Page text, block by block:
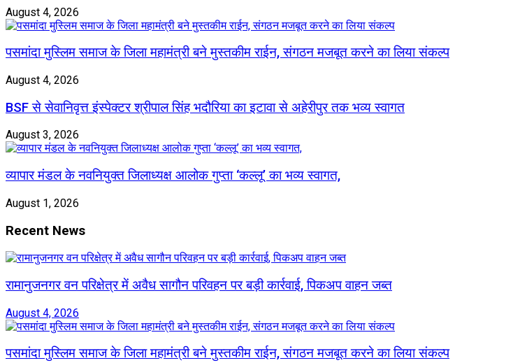
August 4, 2026
पसमांदा मुस्लिम समाज के जिला महामंत्री बने मुस्तकीम राईन, संगठन मजबूत करने का लिया संकल्प
August 4, 2026
BSF से सेवानिवृत्त इंस्पेक्टर श्रीपाल सिंह भदौरिया का इटावा से अहेरीपुर तक भव्य स्वागत
August 3, 2026
व्यापार मंडल के नवनियुक्त जिलाध्यक्ष आलोक गुप्ता ‘कल्लू’ का भव्य स्वागत,
August 1, 2026
Recent News
रामानुजनगर वन परिक्षेत्र में अवैध सागौन परिवहन पर बड़ी कार्रवाई, पिकअप वाहन जब्त
August 4, 2026
पसमांदा मुस्लिम समाज के जिला महामंत्री बने मुस्तकीम राईन, संगठन मजबूत करने का लिया संकल्प